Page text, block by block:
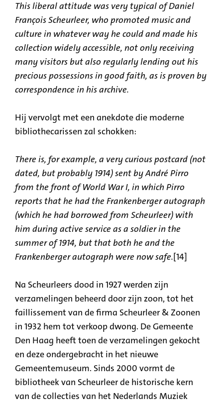
This liberal attitude was very typical of Daniel
François Scheurleer, who promoted music and
culture in whatever way he could and made his
collection widely accessible, not only receiving
many visitors but also regularly lending out his
precious possessions in good faith, as is proven by
correspondence in his archive.
Hij vervolgt met een anekdote die moderne
bibliothecarissen zal schokken:
There is, for example, a very curious postcard (not
dated, but probably 1914) sent by André Pirro
from the front of World War I, in which Pirro
reports that he had the Frankenberger autograph
(which he had borrowed from Scheurleer) with
him during active service as a soldier in the
summer of 1914, but that both he and the
Frankenberger autograph were now safe.[14]
Na Scheurleers dood in 1927 werden zijn
verzamelingen beheerd door zijn zoon, tot het
faillissement van de firma Scheurleer & Zoonen
in 1932 hem tot verkoop dwong. De Gemeente
Den Haag heeft toen de verzamelingen gekocht
en deze ondergebracht in het nieuwe
Gemeentemuseum. Sinds 2000 vormt de
bibliotheek van Scheurleer de historische kern
van de collecties van het Nederlands Muziek